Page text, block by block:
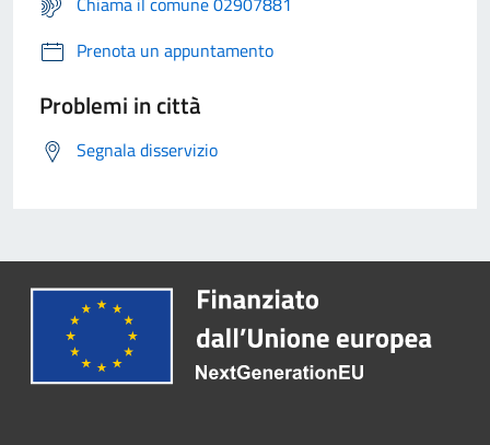
Prenota un appuntamento
Problemi in città
Segnala disservizio